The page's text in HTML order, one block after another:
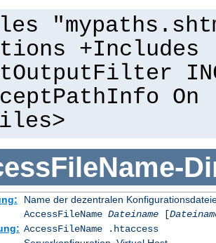
+Includes
On
-
Name der dezentralen
AccessFileName Dateiname[
AccessFileName .htaccess